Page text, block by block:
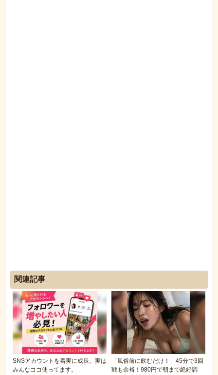
関連記事
SNSアカウントを着実に成長。実は
みんなココ使ってます。
「風俗前に飲むだけ！」45分で3回
戦も余裕！980円で朝まで絶好調